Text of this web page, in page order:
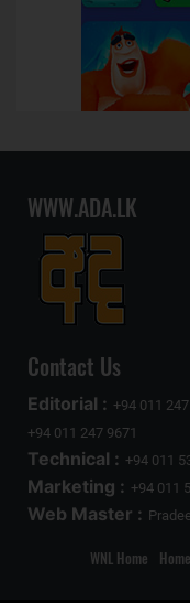
WWW.ADA.LK
Contact Us
Editorial : +94 011
+94 011 247 9671
Technical : +94 011
Marketing : +94 011
Web Master :
WNL Home